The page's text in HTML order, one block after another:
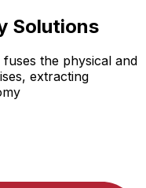
Solutions
the physical and
extracting